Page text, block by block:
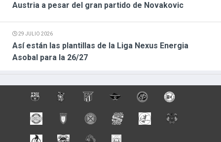
Austria a pesar del gran partido de Novakovic
29 JULIO 2026
Así están las plantillas de la Liga Nexus Energia
Asobal para la 26/27